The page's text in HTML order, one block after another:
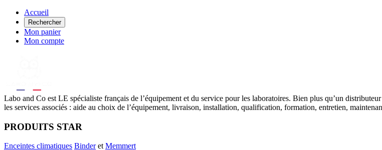
Accueil
Rechercher
Mon panier
Mon compte
Labo and Co est LE spécialiste français de l’équipement et du service pour les laboratoires. Bien plus qu’un
les services associés : aide au choix de l’équipement, livraison, installation, qualification, formation, entretien,
PRODUITS STAR
Enceintes climatiques Binderet Memmert